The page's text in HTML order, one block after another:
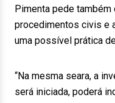
Pimenta pede
procedimentos civis e
uma possível prática
“Na mesma seara, a
será iniciada, poderá